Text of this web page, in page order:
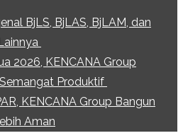
BjLS, BjLAS, BjLAM, dan
2026, KENCANA Group
Produktif
KENCANA Group Bangun
Aman